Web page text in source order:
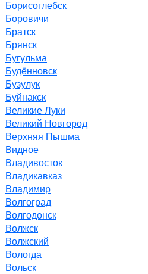
Борисоглебск
Боровичи
Братск
Брянск
Бугульма
Будённовск
Бузулук
Буйнакск
Великие Луки
Великий Новгород
Верхняя Пышма
Видное
Владивосток
Владикавказ
Владимир
Волгоград
Волгодонск
Волжск
Волжский
Вологда
Вольск